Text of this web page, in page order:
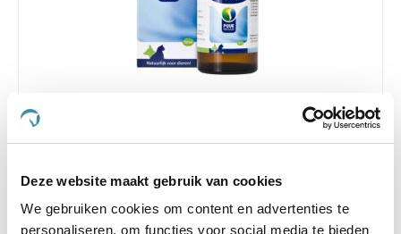
Deze website maakt gebruik van cookies
We gebruiken cookies om content en advertenties te
personaliseren, om functies voor social media te bieden
€ 26,10 € 24,80